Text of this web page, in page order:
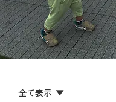
全て表示